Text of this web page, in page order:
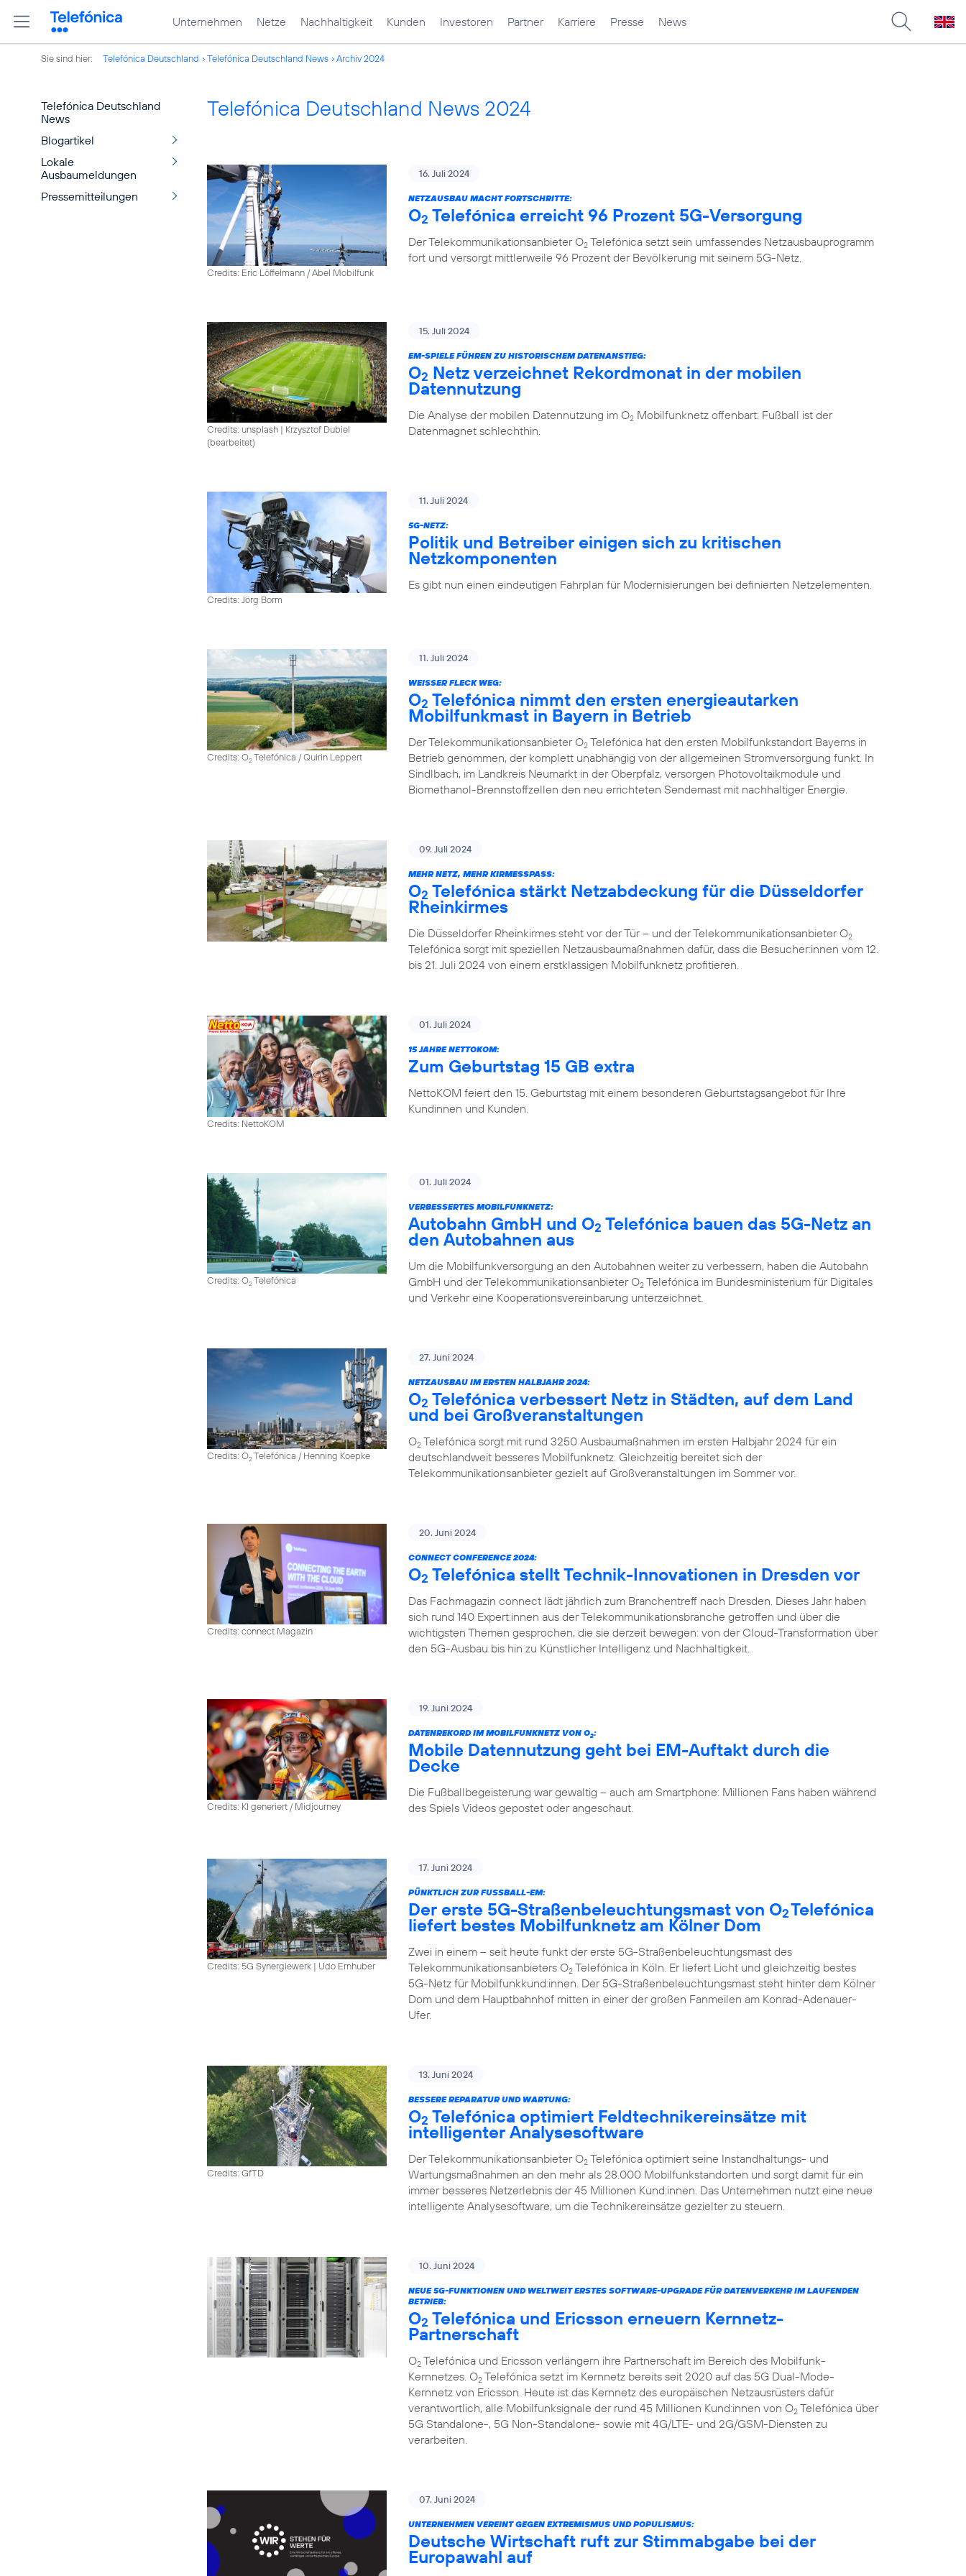
Unternehmen Netze Nachhaltigkeit Kunden Investoren Partner Karriere Presse News
Sie sind hier: Telefónica Deutschland Telefónica Deutschland News Archiv 2024
Telefónica Deutschland
News
Blogartikel
Lokale
Ausbaumeldungen
Pressemitteilungen
Telefónica Deutschland News 2024
Credits: Eric Löffelmann / Abel Mobilfunk
16. Juli 2024
NETZAUSBAU MACHT FORTSCHRITTE:
O2 Telefónica erreicht 96 Prozent 5G-Versorgung
Der Telekommunikationsanbieter O2 Telefónica setzt sein umfassendes Netzausbauprogramm
fort und versorgt mittlerweile 96 Prozent der Bevölkerung mit seinem 5G-Netz.
Credits: unsplash | Krzysztof Dubiel
(bearbeitet)
15. Juli 2024
EM-SPIELE FÜHREN ZU HISTORISCHEM DATENANSTIEG:
O2 Netz verzeichnet Rekordmonat in der mobilen
Datennutzung
Die Analyse der mobilen Datennutzung im O2 Mobilfunknetz offenbart: Fußball ist der
Datenmagnet schlechthin.
Credits: Jörg Borm
11. Juli 2024
5G-NETZ:
Politik und Betreiber einigen sich zu kritischen
Netzkomponenten
Es gibt nun einen eindeutigen Fahrplan für Modernisierungen bei definierten Netzelementen.
Credits: O2Telefónica / Quirin Leppert
11. Juli 2024
WEISSER FLECK WEG:
O2 Telefónica nimmt den ersten energieautarken
Mobilfunkmast in Bayern in Betrieb
Der Telekommunikationsanbieter O2 Telefónica hat den ersten Mobilfunkstandort Bayerns in
Betrieb genommen, der komplett unabhängig von der allgemeinen Stromversorgung funkt. In
Sindlbach, im Landkreis Neumarkt in der Oberpfalz, versorgen Photovoltaikmodule und
Biomethanol-Brennstoffzellen den neu errichteten Sendemast mit nachhaltiger Energie.
09. Juli 2024
MEHR NETZ, MEHR KIRMESSPASS:
O2 Telefónica stärkt Netzabdeckung für die Düsseldorfer
Rheinkirmes
Die Düsseldorfer Rheinkirmes steht vor der Tür – und der Telekommunikationsanbieter O2
Telefónica sorgt mit speziellen Netzausbaumaßnahmen dafür, dass die Besucher:innen vom 12.
bis 21. Juli 2024 von einem erstklassigen Mobilfunknetz profitieren.
Credits: NettoKOM
01. Juli 2024
15 JAHRE NETTOKOM:
Zum Geburtstag 15 GB extra
NettoKOM feiert den 15. Geburtstag mit einem besonderen Geburtstagsangebot für Ihre
Kundinnen und Kunden.
Credits: O2Telefónica
01. Juli 2024
VERBESSERTES MOBILFUNKNETZ:
Autobahn GmbH und O2 Telefónica bauen das 5G-Netz an
den Autobahnen aus
Um die Mobilfunkversorgung an den Autobahnen weiter zu verbessern, haben die Autobahn
GmbH und der Telekommunikationsanbieter O2 Telefónica im Bundesministerium für Digitales
und Verkehr eine Kooperationsvereinbarung unterzeichnet.
Credits: O2Telefónica / Henning Koepke
27. Juni 2024
NETZAUSBAU IM ERSTEN HALBJAHR 2024:
O2 Telefónica verbessert Netz in Städten, auf dem Land
und bei Großveranstaltungen
O2 Telefónica sorgt mit rund 3250 Ausbaumaßnahmen im ersten Halbjahr 2024 für ein
deutschlandweit besseres Mobilfunknetz. Gleichzeitig bereitet sich der
Telekommunikationsanbieter gezielt auf Großveranstaltungen im Sommer vor.
Credits: connect Magazin
20. Juni 2024
CONNECT CONFERENCE 2024:
O2 Telefónica stellt Technik-Innovationen in Dresden vor
Das Fachmagazin connect lädt jährlich zum Branchentreff nach Dresden. Dieses Jahr haben
sich rund 140 Expert:innen aus der Telekommunikationsbranche getroffen und über die
wichtigsten Themen gesprochen, die sie derzeit bewegen: von der Cloud-Transformation über
den 5G-Ausbau bis hin zu Künstlicher Intelligenz und Nachhaltigkeit.
Credits: KI generiert / Midjourney
19. Juni 2024
DATENREKORD IM MOBILFUNKNETZ VON O2:
Mobile Datennutzung geht bei EM-Auftakt durch die
Decke
Die Fußballbegeisterung war gewaltig – auch am Smartphone: Millionen Fans haben während
des Spiels Videos gepostet oder angeschaut.
Credits: 5G Synergiewerk | Udo Ernhuber
17. Juni 2024
PÜNKTLICH ZUR FUSSBALL-EM:
Der erste 5G-Straßenbeleuchtungsmast von O2Telefónica
liefert bestes Mobilfunknetz am Kölner Dom
Zwei in einem – seit heute funkt der erste 5G-Straßenbeleuchtungsmast des
Telekommunikationsanbieters O2 Telefónica in Köln. Er liefert Licht und gleichzeitig bestes
5G-Netz für Mobilfunkkund:innen. Der 5G-Straßenbeleuchtungsmast steht hinter dem Kölner
Dom und dem Hauptbahnhof mitten in einer der großen Fanmeilen am Konrad-Adenauer-
Ufer.
Credits: GfTD
13. Juni 2024
BESSERE REPARATUR UND WARTUNG:
O2 Telefónica optimiert Feldtechnikereinsätze mit
intelligenter Analysesoftware
Der Telekommunikationsanbieter O2 Telefónica optimiert seine Instandhaltungs- und
Wartungsmaßnahmen an den mehr als 28.000 Mobilfunkstandorten und sorgt damit für ein
immer besseres Netzerlebnis der 45 Millionen Kund:innen. Das Unternehmen nutzt eine neue
intelligente Analysesoftware, um die Technikereinsätze gezielter zu steuern.
10. Juni 2024
NEUE 5G-FUNKTIONEN UND WELTWEIT ERSTES SOFTWARE-UPGRADE FÜR DATENVERKEHR IM LAUFENDEN
BETRIEB:
O2 Telefónica und Ericsson erneuern Kernnetz-
Partnerschaft
O2 Telefónica und Ericsson verlängern ihre Partnerschaft im Bereich des Mobilfunk-
Kernnetzes. O2 Telefónica setzt im Kernnetz bereits seit 2020 auf das 5G Dual-Mode-
Kernnetz von Ericsson. Heute ist das Kernnetz des europäischen Netzausrüsters dafür
verantwortlich, alle Mobilfunksignale der rund 45 Millionen Kund:innen von O2 Telefónica über
5G Standalone-, 5G Non-Standalone- sowie mit 4G/LTE- und 2G/GSM-Diensten zu
verarbeiten.
07. Juni 2024
UNTERNEHMEN VEREINT GEGEN EXTREMISMUS UND POPULISMUS:
Deutsche Wirtschaft ruft zur Stimmabgabe bei der
Europawahl auf